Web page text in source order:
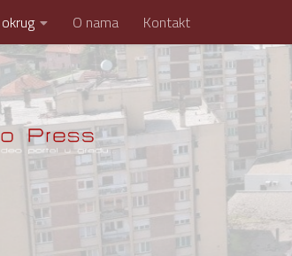
O nama Kontakt